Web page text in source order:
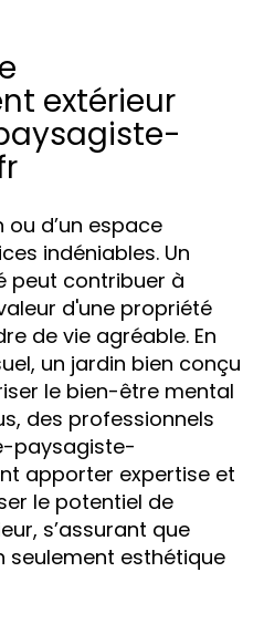
extérieur
ou d’un espace
indéniables. Un
peut contribuer à
d'une propriété
de vie agréable. En
un jardin bien conçu
le bien-être mental
des professionnels
paysagiste-
apporter expertise et
le potentiel de
s’assurant que
seulement esthétique